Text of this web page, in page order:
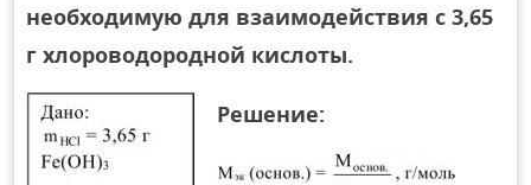
необходимую для взаимодействия с 3,65
г хлороводородной кислоты.
Решение: